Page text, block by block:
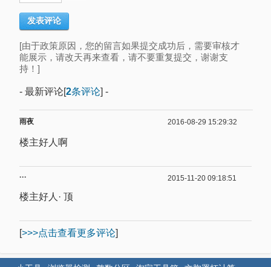
[由于政策原因，您的留言如果提交成功后，需要审核才
能展示，请改天再来查看，请不要重复提交，谢谢支
持！]
- 最新评论[2条评论] -
雨夜 2016-08-29 15:29:32
楼主好人啊
··· 2015-11-20 09:18:51
楼主好人· 顶
[>>>点击查看更多评论]